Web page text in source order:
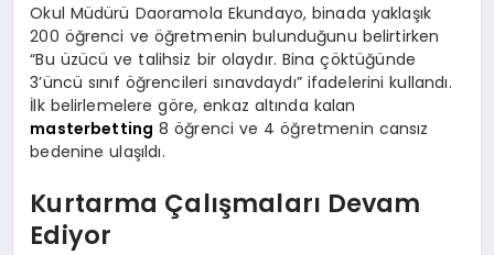
Okul Müdürü Daoramola Ekundayo, binada yaklaşık
200 öğrenci ve öğretmenin bulunduğunu belirtirken
“Bu üzücü ve talihsiz bir olaydır. Bina çöktüğünde
3’üncü sınıf öğrencileri sınavdaydı” ifadelerini kullandı.
İlk belirlemelere göre, enkaz altında kalan
masterbetting 8 öğrenci ve 4 öğretmenin cansız
bedenine ulaşıldı.
Kurtarma Çalışmaları Devam
Ediyor